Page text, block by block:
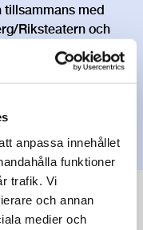
anpassa innehållet
funktioner
trafik. Vi
och annan
medier och
med
Riksteatern och
utbildning